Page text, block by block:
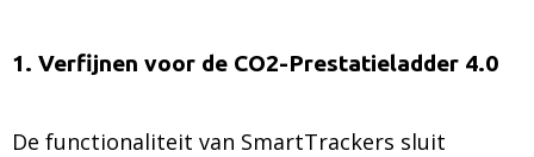
1. Verfijnen voor de CO2-Prestatieladder 4.0
De functionaliteit van SmartTrackers sluit